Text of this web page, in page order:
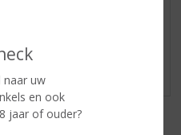
naar uw
en ook
jaar of ouder?